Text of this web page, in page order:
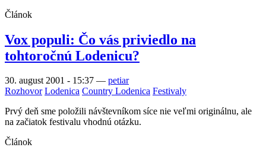
Článok
Vox populi: Čo vás priviedlo na
tohtoročnú Lodenicu?
30. august 2001 - 15:37 — petiar
Rozhovor Lodenica Country Lodenica Festivaly
Prvý deň sme položili návštevníkom síce nie veľmi originálnu, ale
na začiatok festivalu vhodnú otázku.
Článok